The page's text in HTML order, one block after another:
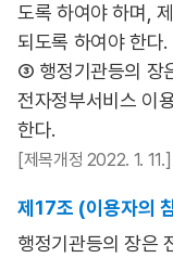
도록 하여야 하며,
되도록 하여야 한다.
③ 행정기관등의 장
전자정부서비스 이
한다.
[제목개정 2022. 1. 11.]
제17조 (이용자의
행정기관등의 장은